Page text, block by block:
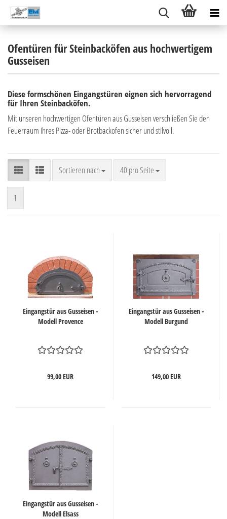
Ofentüren für Steinbacköfen aus hochwertigem
Gusseisen
Diese formschönen Eingangstüren eignen sich hervorragend
für Ihren Steinbacköfen.
Mit unseren hochwertigen Ofentüren aus Gusseisen verschließen Sie den
Feuerraum Ihres Pizza- oder Brotbackofen sicher und stilvoll.
Sortieren nach
Sortieren nach 40 pro Seite
pro Seite
1
Eingangstür aus Gusseisen -
Modell Provence
99,00 EUR
Eingangstür aus Gusseisen -
Modell Burgund
149,00 EUR
Eingangstür aus Gusseisen -
Modell Elsass